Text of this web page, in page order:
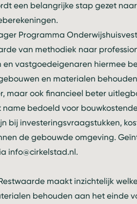
een belangrijke stap gezet
Programma
van methodiek naar
vastgoedeigenaren hiermee
en materialen
maar ook financieel beter
bedoeld voor
bij investeringsvraagstukken,
de gebouwde omgeving.
info@cirkelstad.nl.
maakt inzichtelijk
behouden aan het einde